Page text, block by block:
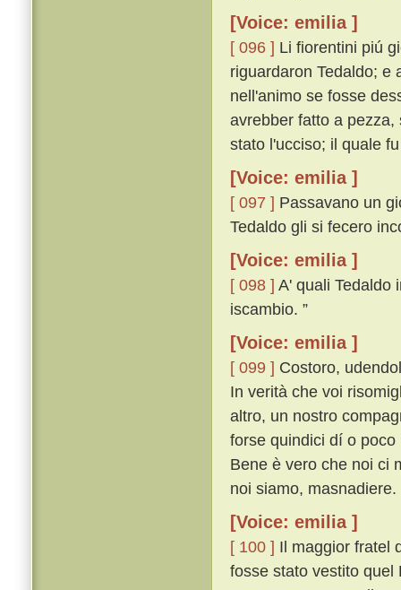
[Voice: emilia ]
[ 096 ] Li fiorentini piú
riguardaron Tedaldo; e
nell'animo se fosse
avrebber fatto a
stato l'ucciso; il quale
[Voice: emilia ]
[ 097 ] Passavano un
Tedaldo gli si fecero
[Voice: emilia ]
[ 098 ] A' quali Tedaldo
iscambio. ”
[Voice: emilia ]
[ 099 ] Costoro,
In verità che voi
altro, un nostro
forse quindici dí o
Bene è vero che noi ci
noi siamo, masnadiere.
[Voice: emilia ]
[ 100 ] Il maggior fratel
fosse stato vestito